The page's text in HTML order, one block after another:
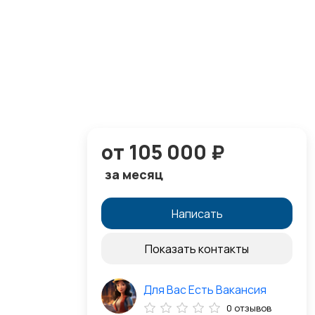
от 105 000 ₽
за месяц
Написать
Показать контакты
Для Вас Есть Вакансия
0 отзывов